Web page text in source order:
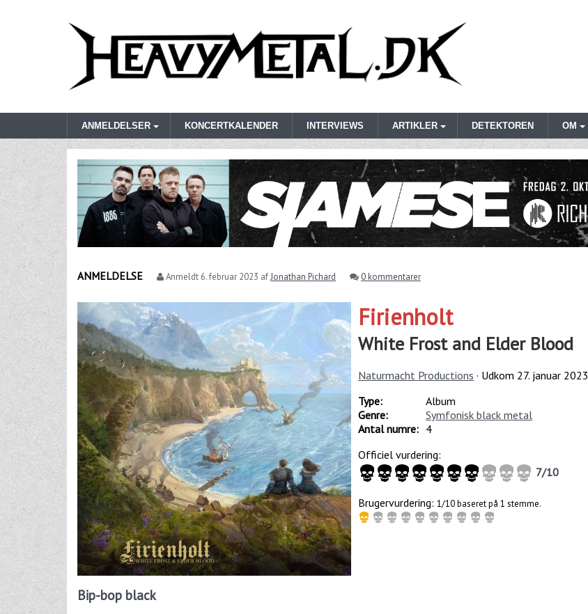
ANMELDELSER KONCERTKALENDER INTERVIEWS ARTIKLER DETEKTOREN OM
ANMELDELSE Anmeldt 6. februar 2023 afJonathan Pichard 0 kommentarer
Firienholt
White Frost and Elder Blood
Naturmacht Productions · Udkom 27. januar 2023
Type:
Album
Genre:
Symfonisk black metal
Antal numre: 4
Officiel vurdering:
7/10
Brugervurdering: 1/10 baseret på 1 stemme.
Bip-bop black